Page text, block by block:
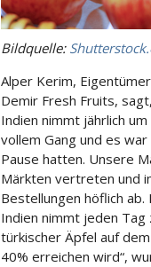
Bildquelle:
Alper Kerim,
Demir Fresh Fruits,
Indien nimmt jährlich
vollem Gang und es
Pause hatten. Unsere
Märkten vertreten und
Bestellungen höflich ab.
Indien nimmt jeden
türkischer Äpfel auf
40% erreichen wird“,